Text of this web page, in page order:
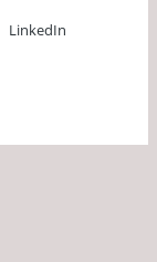
LinkedIn